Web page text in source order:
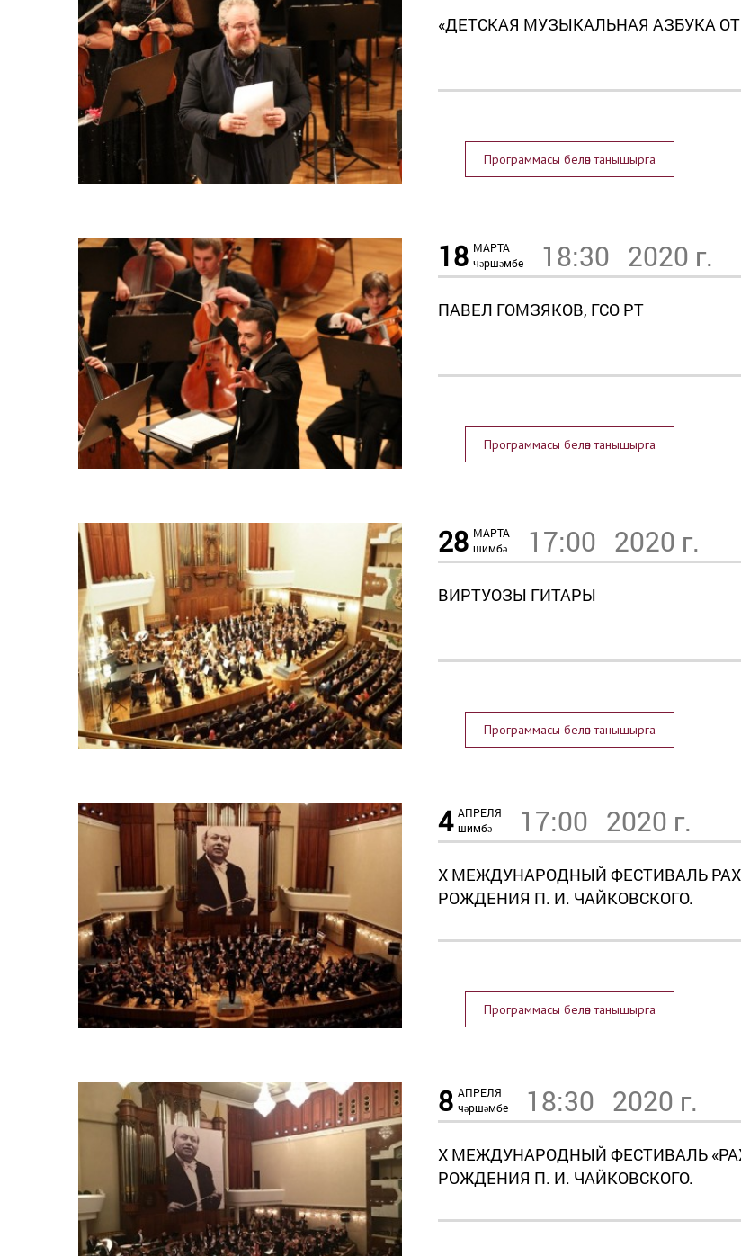
«ДЕТСКАЯ МУЗЫКАЛЬНАЯ АЗБУКА
Программасы белән танышырга
18 МАРТА
чәршәмбе
18:30 2020 г.
ПАВЕЛ ГОМЗЯКОВ, ГСО РТ
Программасы белән танышырга
28 МАРТА
шимбә
17:00 2020 г.
ВИРТУОЗЫ ГИТАРЫ
Программасы белән танышырга
4 АПРЕЛЯ
шимбә
17:00 2020 г.
X МЕЖДУНАРОДНЫЙ ФЕСТИВАЛЬ
РОЖДЕНИЯ П. И. ЧАЙКОВСКОГО.
Программасы белән танышырга
8 АПРЕЛЯ
чәршәмбе
18:30 2020 г.
X МЕЖДУНАРОДНЫЙ ФЕСТИВАЛЬ
РОЖДЕНИЯ П. И. ЧАЙКОВСКОГО.